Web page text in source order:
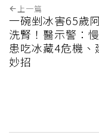
上一篇
一碗剉冰害65歲
洗腎！醫示警：
患吃冰藏4危機、
妙招